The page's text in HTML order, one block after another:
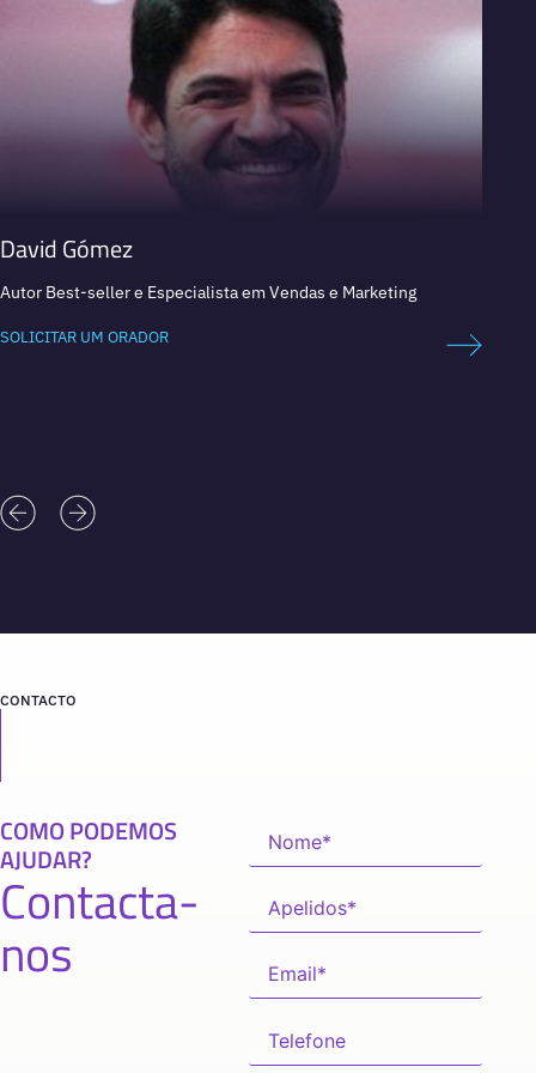
David Gómez
Autor Best-seller e Especialista em Vendas e Marketing
SOLICITAR UM ORADOR
CONTACTO
COMO PODEMOS
AJUDAR?
Contacta-
nos